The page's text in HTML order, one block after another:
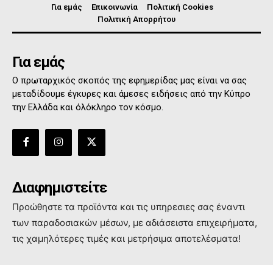
Για εμάς Επικοινωνία
Πολιτική Cookies
Πολιτική Απορρήτου
Για εμάς
Ο πρωταρχικός σκοπός της εφημερίδας μας είναι να σας
μεταδίδουμε έγκυρες και άμεσες ειδήσεις από την Κύπρο
την Ελλάδα και όλόκληρο τον κόσμο.
Διαφημιστείτε
Προώθηστε τα προϊόντα και τις υπηρεσιες σας έναντι
των παραδοσιακών μέσων, με αδιάσειστα επιχειρήματα,
τις χαμηλότερες τιμές και μετρήσιμα αποτελέσματα!